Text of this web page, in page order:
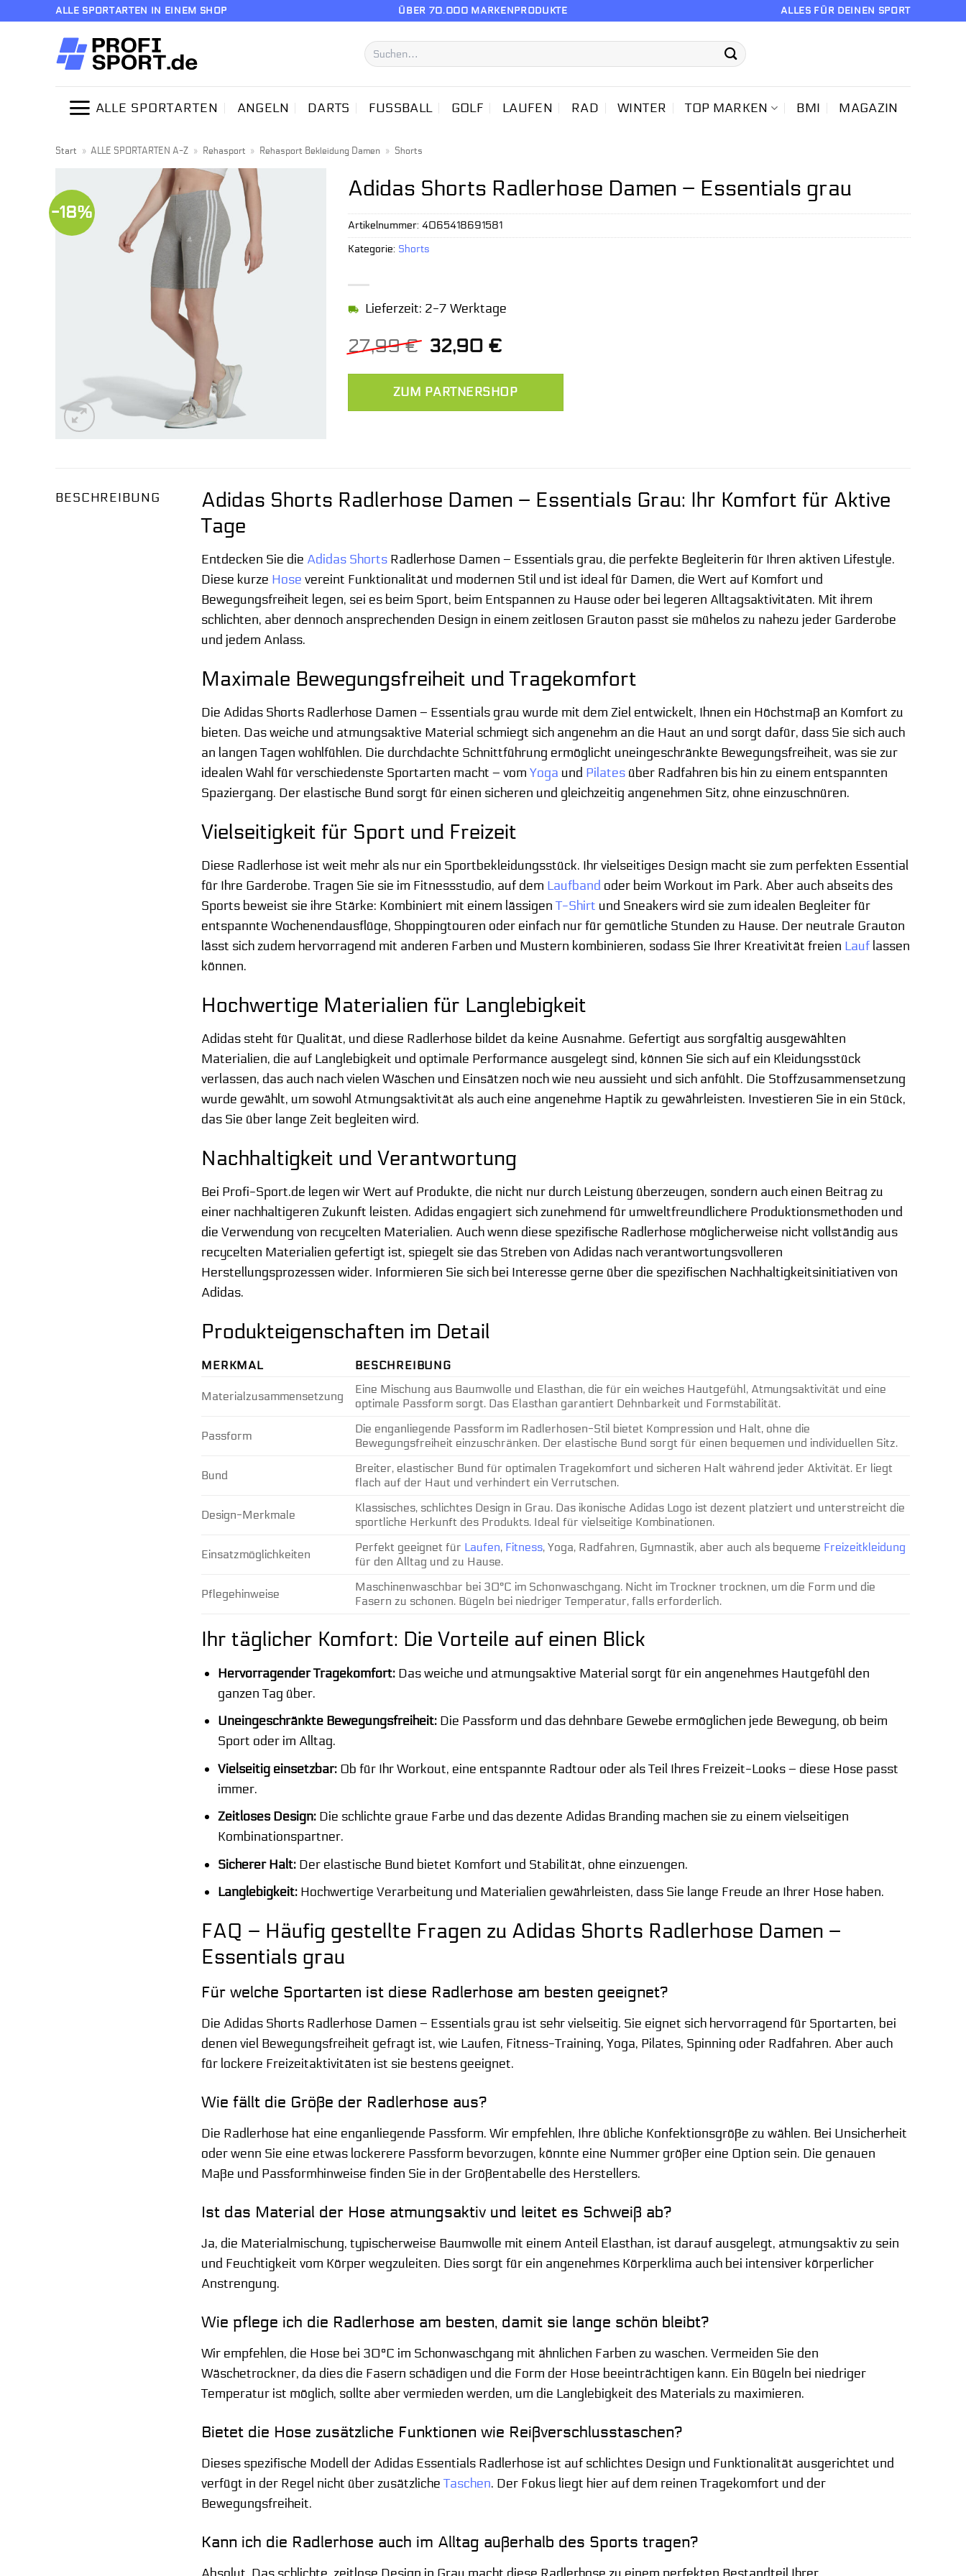
ALLE SPORTARTEN IN EINEM SHOP ÜBER 70.000 MARKENPRODUKTE ALLES FÜR DEINEN SPORT
Suchen
nach:
ALLE SPORTARTEN ANGELN DARTS FUSSBALL GOLF LAUFEN RAD WINTER TOP MARKEN BMI MAGAZIN
Start » ALLE SPORTARTEN A-Z » Rehasport » Rehasport Bekleidung Damen » Shorts
-18%
Adidas Shorts Radlerhose Damen – Essentials grau
27,99€ Ursprünglicher
war:
27,99 €
32,90 €Aktueller
ist:
32,90 €.
Lieferzeit: 2-7 Werktage
ZUM PARTNERSHOP
Artikelnummer: 4065418691581
Kategorie: Shorts
BESCHREIBUNG
Adidas Shorts Radlerhose Damen – Essentials Grau: Ihr Komfort für Aktive
Tage
Entdecken Sie die Adidas Shorts Radlerhose Damen – Essentials grau, die perfekte Begleiterin für Ihren aktiven Lifestyle.
Diese kurze Hose vereint Funktionalität und modernen Stil und ist ideal für Damen, die Wert auf Komfort und
Bewegungsfreiheit legen, sei es beim Sport, beim Entspannen zu Hause oder bei legeren Alltagsaktivitäten. Mit ihrem
schlichten, aber dennoch ansprechenden Design in einem zeitlosen Grauton passt sie mühelos zu nahezu jeder Garderobe
und jedem Anlass.
Maximale Bewegungsfreiheit und Tragekomfort
Die Adidas Shorts Radlerhose Damen – Essentials grau wurde mit dem Ziel entwickelt, Ihnen ein Höchstmaß an Komfort zu
bieten. Das weiche und atmungsaktive Material schmiegt sich angenehm an die Haut an und sorgt dafür, dass Sie sich auch
an langen Tagen wohlfühlen. Die durchdachte Schnittführung ermöglicht uneingeschränkte Bewegungsfreiheit, was sie zur
idealen Wahl für verschiedenste Sportarten macht – vomYoga und Pilates über Radfahren bis hin zu einem entspannten
Spaziergang. Der elastische Bund sorgt für einen sicheren und gleichzeitig angenehmen Sitz, ohne einzuschnüren.
Vielseitigkeit für Sport und Freizeit
Diese Radlerhose ist weit mehr als nur ein Sportbekleidungsstück. Ihr vielseitiges Design macht sie zum perfekten Essential
für Ihre Garderobe. Tragen Sie sie im Fitnessstudio, auf dem Laufband oder beim Workout im Park. Aber auch abseits des
Sports beweist sie ihre Stärke: Kombiniert mit einem lässigenT-Shirt und Sneakers wird sie zum idealen Begleiter für
entspannte Wochenendausflüge, Shoppingtouren oder einfach nur für gemütliche Stunden zu Hause. Der neutrale Grauton
lässt sich zudem hervorragend mit anderen Farben und Mustern kombinieren, sodass Sie Ihrer Kreativität freien Lauf lassen
können.
Hochwertige Materialien für Langlebigkeit
Adidas steht für Qualität, und diese Radlerhose bildet da keine Ausnahme. Gefertigt aus sorgfältig ausgewählten
Materialien, die auf Langlebigkeit und optimale Performance ausgelegt sind, können Sie sich auf ein Kleidungsstück
verlassen, das auch nach vielen Wäschen und Einsätzen noch wie neu aussieht und sich anfühlt. Die Stoffzusammensetzung
wurde gewählt, um sowohl Atmungsaktivität als auch eine angenehme Haptik zu gewährleisten. Investieren Sie in ein Stück,
das Sie über lange Zeit begleiten wird.
Nachhaltigkeit und Verantwortung
Bei Profi-Sport.de legen wir Wert auf Produkte, die nicht nur durch Leistung überzeugen, sondern auch einen Beitrag zu
einer nachhaltigeren Zukunft leisten. Adidas engagiert sich zunehmend für umweltfreundlichere Produktionsmethoden und
die Verwendung von recycelten Materialien. Auch wenn diese spezifische Radlerhose möglicherweise nicht vollständig aus
recycelten Materialien gefertigt ist, spiegelt sie das Streben von Adidas nach verantwortungsvolleren
Herstellungsprozessen wider. Informieren Sie sich bei Interesse gerne über die spezifischen Nachhaltigkeitsinitiativen von
Adidas.
Produkteigenschaften im Detail
MERKMAL BESCHREIBUNG
Materialzusammensetzung
Eine Mischung aus Baumwolle und Elasthan, die für ein weiches Hautgefühl, Atmungsaktivität und eine
optimale Passform sorgt. Das Elasthan garantiert Dehnbarkeit und Formstabilität.
Passform
Die enganliegende Passform im Radlerhosen-Stil bietet Kompression und Halt, ohne die
Bewegungsfreiheit einzuschränken. Der elastische Bund sorgt für einen bequemen und individuellen Sitz.
Bund
Breiter, elastischer Bund für optimalen Tragekomfort und sicheren Halt während jeder Aktivität. Er liegt
flach auf der Haut und verhindert ein Verrutschen.
Design-Merkmale
Klassisches, schlichtes Design in Grau. Das ikonische Adidas Logo ist dezent platziert und unterstreicht die
sportliche Herkunft des Produkts. Ideal für vielseitige Kombinationen.
Einsatzmöglichkeiten
Perfekt geeignet für Laufen, Fitness, Yoga, Radfahren, Gymnastik, aber auch als bequeme Freizeitkleidung
für den Alltag und zu Hause.
Pflegehinweise
Maschinenwaschbar bei 30°C im Schonwaschgang. Nicht im Trockner trocknen, um die Form und die
Fasern zu schonen. Bügeln bei niedriger Temperatur, falls erforderlich.
Ihr täglicher Komfort: Die Vorteile auf einen Blick
Hervorragender Tragekomfort: Das weiche und atmungsaktive Material sorgt für ein angenehmes Hautgefühl den
ganzen Tag über.
Uneingeschränkte Bewegungsfreiheit: Die Passform und das dehnbare Gewebe ermöglichen jede Bewegung, ob beim
Sport oder im Alltag.
Vielseitig einsetzbar: Ob für Ihr Workout, eine entspannte Radtour oder als Teil Ihres Freizeit-Looks – diese Hose passt
immer.
Zeitloses Design: Die schlichte graue Farbe und das dezente Adidas Branding machen sie zu einem vielseitigen
Kombinationspartner.
Sicherer Halt: Der elastische Bund bietet Komfort und Stabilität, ohne einzuengen.
Langlebigkeit: Hochwertige Verarbeitung und Materialien gewährleisten, dass Sie lange Freude an Ihrer Hose haben.
FAQ – Häufig gestellte Fragen zu Adidas Shorts Radlerhose Damen –
Essentials grau
Für welche Sportarten ist diese Radlerhose am besten geeignet?
Die Adidas Shorts Radlerhose Damen – Essentials grau ist sehr vielseitig. Sie eignet sich hervorragend für Sportarten, bei
denen viel Bewegungsfreiheit gefragt ist, wie Laufen, Fitness-Training, Yoga, Pilates, Spinning oder Radfahren. Aber auch
für lockere Freizeitaktivitäten ist sie bestens geeignet.
Wie fällt die Größe der Radlerhose aus?
Die Radlerhose hat eine enganliegende Passform. Wir empfehlen, Ihre übliche Konfektionsgröße zu wählen. Bei Unsicherheit
oder wenn Sie eine etwas lockerere Passform bevorzugen, könnte eine Nummer größer eine Option sein. Die genauen
Maße und Passformhinweise finden Sie in der Größentabelle des Herstellers.
Ist das Material der Hose atmungsaktiv und leitet es Schweiß ab?
Ja, die Materialmischung, typischerweise Baumwolle mit einem Anteil Elasthan, ist darauf ausgelegt, atmungsaktiv zu sein
und Feuchtigkeit vom Körper wegzuleiten. Dies sorgt für ein angenehmes Körperklima auch bei intensiver körperlicher
Anstrengung.
Wie pflege ich die Radlerhose am besten, damit sie lange schön bleibt?
Wir empfehlen, die Hose bei 30°C im Schonwaschgang mit ähnlichen Farben zu waschen. Vermeiden Sie den
Wäschetrockner, da dies die Fasern schädigen und die Form der Hose beeinträchtigen kann. Ein Bügeln bei niedriger
Temperatur ist möglich, sollte aber vermieden werden, um die Langlebigkeit des Materials zu maximieren.
Bietet die Hose zusätzliche Funktionen wie Reißverschlusstaschen?
Dieses spezifische Modell der Adidas Essentials Radlerhose ist auf schlichtes Design und Funktionalität ausgerichtet und
verfügt in der Regel nicht über zusätzlicheTaschen. Der Fokus liegt hier auf dem reinen Tragekomfort und der
Bewegungsfreiheit.
Kann ich die Radlerhose auch im Alltag außerhalb des Sports tragen?